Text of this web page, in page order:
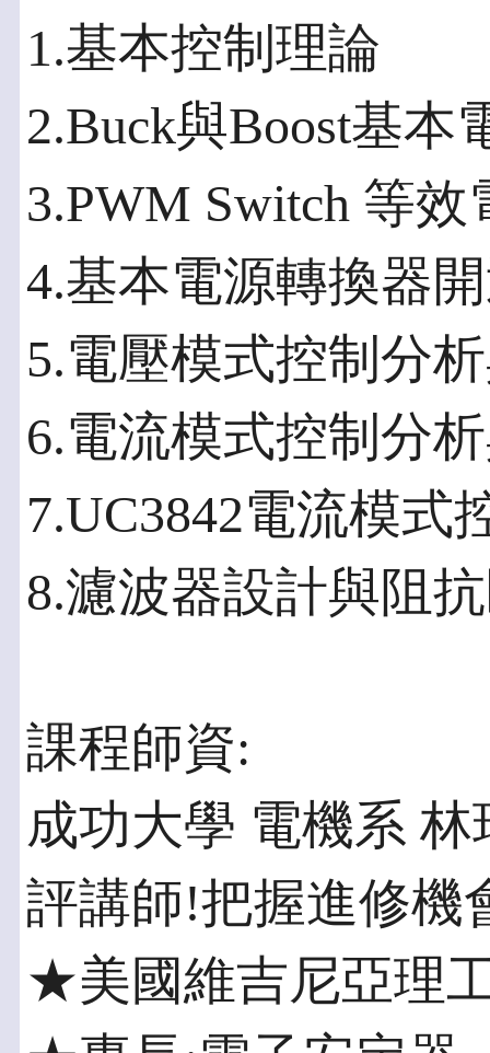
1.基本控制理論
2.Buck與Boost基本
3.PWM Switch 等
4.基本電源轉換器
5.電壓模式控制分
6.電流模式控制分
7.UC3842電流模式
8.濾波器設計與阻
課程師資:
成功大學 電機系
評講師!把握進修機
★美國維吉尼亞理